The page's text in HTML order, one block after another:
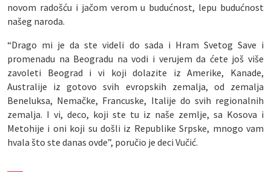
novom radošću i jačom verom u budućnost, lepu budućnost
našeg naroda.
“Drago mi je da ste videli do sada i Hram Svetog Save i
promenadu na Beogradu na vodi i verujem da ćete još više
zavoleti Beograd i vi koji dolazite iz Amerike, Kanade,
Australije iz gotovo svih evropskih zemalja, od zemalja
Beneluksa, Nemačke, Francuske, Italije do svih regionalnih
zemalja. I vi, deco, koji ste tu iz naše zemlje, sa Kosova i
Metohije i oni koji su došli iz Republike Srpske, mnogo vam
hvala što ste danas ovde”, poručio je deci Vučić.